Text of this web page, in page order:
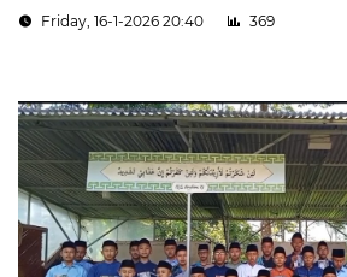
Friday, 16-1-2026 20:40 369